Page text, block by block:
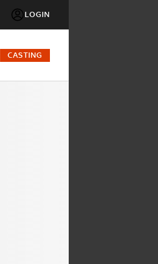
LOGIN
CASTING